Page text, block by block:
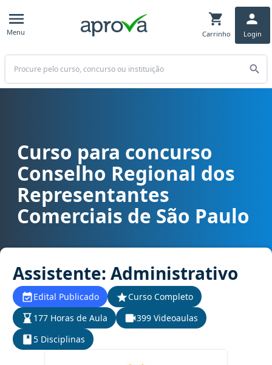
Menu Carrinho Login
Buscar
Curso para concurso CORE SP - Conselho Regional dos
Curso para concurso
Conselho Regional dos
Representantes
Comerciais de São Paulo
Assistente: Administrativo
Edital Publicado
Curso Completo
177 Horas de Aula
399 Videoaulas
5 Disciplinas